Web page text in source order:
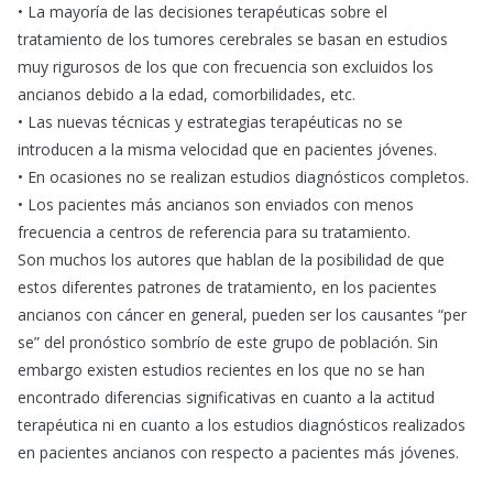
• La mayoría de las decisiones terapéuticas sobre el
tratamiento de los tumores cerebrales se basan en estudios
muy rigurosos de los que con frecuencia son excluidos los
ancianos debido a la edad, comorbilidades, etc.
• Las nuevas técnicas y estrategias terapéuticas no se
introducen a la misma velocidad que en pacientes jóvenes.
• En ocasiones no se realizan estudios diagnósticos completos.
• Los pacientes más ancianos son enviados con menos
frecuencia a centros de referencia para su tratamiento.
Son muchos los autores que hablan de la posibilidad de que
estos diferentes patrones de tratamiento, en los pacientes
ancianos con cáncer en general, pueden ser los causantes “per
se” del pronóstico sombrío de este grupo de población. Sin
embargo existen estudios recientes en los que no se han
encontrado diferencias significativas en cuanto a la actitud
terapéutica ni en cuanto a los estudios diagnósticos realizados
en pacientes ancianos con respecto a pacientes más jóvenes.